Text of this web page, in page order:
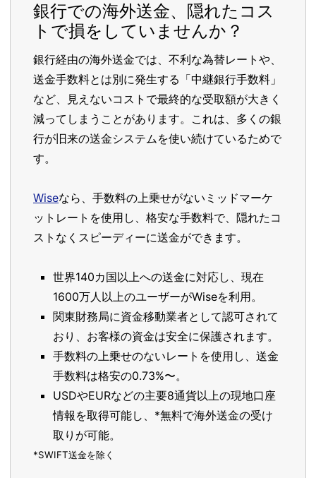
銀行での海外送金、隠れたコス
トで損をしていませんか？
銀行経由の海外送金では、不利な為替レートや、
送金手数料とは別に発生する「中継銀行手数料」
など、見えないコストで最終的な受取額が大きく
減ってしまうことがあります。これは、多くの銀
行が旧来の送金システムを使い続けているためで
す。
Wiseなら、手数料の上乗せがないミッドマーケ
ットレートを使用し、格安な手数料で、隠れたコ
ストなくスピーディーに送金ができます。
世界140カ国以上への送金に対応し、現在
1600万人以上のユーザーがWiseを利用。
関東財務局に資金移動業者として認可されて
おり、お客様の資金は安全に保護されます。
手数料の上乗せのないレートを使用し、送金
手数料は格安の0.73%〜。
USDやEURなどの主要8通貨以上の現地口座
情報を取得可能し、*無料で海外送金の受け
取りが可能。
*SWIFT送金を除く